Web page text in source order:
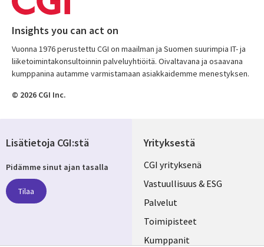
Insights you can act on
Vuonna 1976 perustettu CGI on maailman ja Suomen suurimpia IT- ja
liiketoimintakonsultoinnin palveluyhtiöitä. Oivaltavana ja osaavana
kumppanina autamme varmistamaan asiakkaidemme menestyksen.
© 2026 CGI Inc.
Yrityksestä
Useful
links
FINLAND
CGI yrityksenä
Vastuullisuus & ESG
Palvelut
Toimipisteet
Kumppanit
Lisätietoja CGI:stä
Pidämme sinut ajan tasalla
Tilaa